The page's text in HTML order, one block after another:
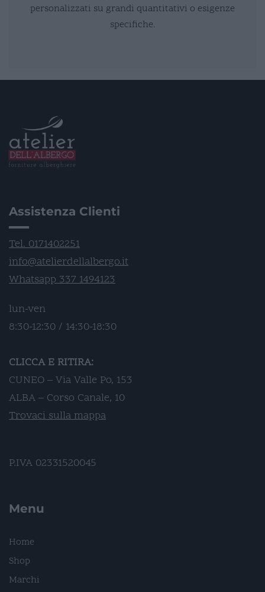
personalizzati su grandi quantitativi o esigenze
specifiche.
Assistenza Clienti
Tel. 0171402251
info@atelierdellalbergo.it
Whatsapp 337 1494123
lun-ven
8:30-12:30 / 14:30-18:30
CLICCA E RITIRA:
CUNEO – Via Valle Po, 153
ALBA – Corso Canale, 10
Trovaci sulla mappa
P.IVA 02331520045
Menu
Home
Shop
Marchi